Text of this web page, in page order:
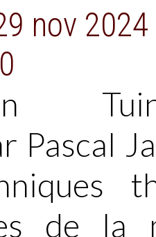
nov
Pascal
de la